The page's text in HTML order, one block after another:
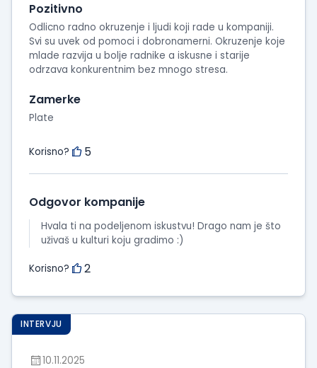
Pozitivno
Odlicno radno okruzenje i ljudi koji rade u kompaniji.
Svi su uvek od pomoci i dobronamerni. Okruzenje koje
mlade razvija u bolje radnike a iskusne i starije
odrzava konkurentnim bez mnogo stresa.
Zamerke
Plate
Korisno? 5
Odgovor kompanije
Hvala ti na podeljenom iskustvu! Drago nam je što
uživaš u kulturi koju gradimo :)
Korisno? 2
INTERVJU
10.11.2025